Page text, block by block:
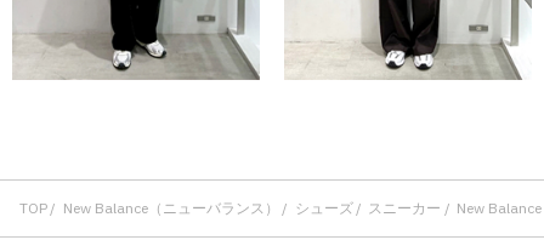
TOP New Balance（ニューバランス） シューズ スニーカー New